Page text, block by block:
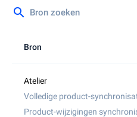
search
Bron